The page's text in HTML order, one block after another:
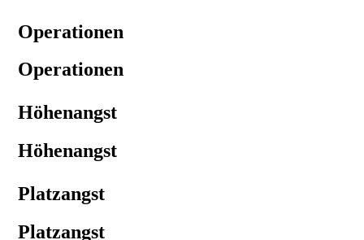
Operationen
Operationen
Höhenangst
Höhenangst
Platzangst
Platzangst